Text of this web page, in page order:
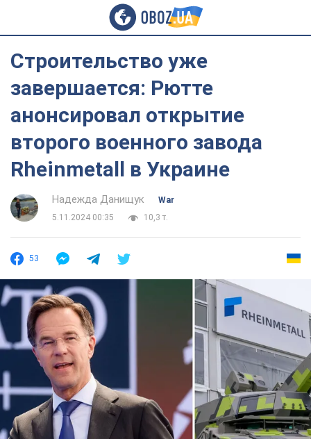
Строительство уже
завершается: Рютте
анонсировал открытие
второго военного завода
Rheinmetall в Украине
Надежда Данищук
War
5.11.2024 00:35
10,3 т.
53